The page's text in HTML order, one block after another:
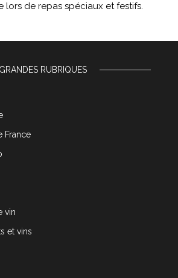
lors de repas spéciaux et festifs.
GRANDES RUBRIQUES
France
vin
et vins